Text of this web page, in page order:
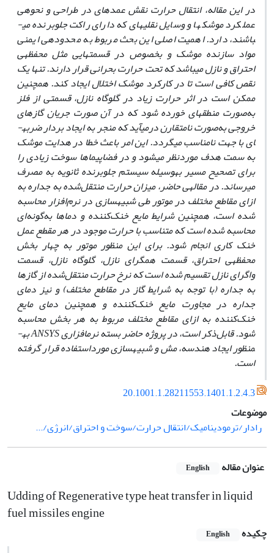
در این مقاله، انتقال حرارت نقش عمده­ای در طراحی و نحوه­ی
عملکرد موشک­ها و وسایل نقلیه­ای که دارای راکت جلوبرنده می­
باشند، دارد. اهمیت اصلی این بحث مربوط به محدوده­ی ایمنی
مواد سازنده موشک و بخصوص در قسمت­هایی مثل محفظه­ی
احتراق و نازل می­باشد که تحت حرارت بحرانی قرار دارند. تنها یک
نقص کافی است تا در کارکرد موشک اختلال ایجاد کند. همچنین
ممکن است در اثر حرارت زیاد در گلوگاه نازل، قسمتی از فلز
به‌صورت منطقه­ای خورده شود که در آن صورت جریان گازهای
خروجی به‌صورت نامتقارن درمی­آید که منجر به ایجاد بردار ضربه­
ای با جهت نامناسب می­گردد. این امر باعث خطا در هدایت موشک
به سمت هدف موردنظر می­شود و در فضاپیماها سوخت زیادی را
برای تصحیح مسیر به‏وسیله سیستم جلوبرنده ثانویه به مصرف
می­رساند. در مقاله­ی حاضر، میزان حرارت منتقل‌شده به جداره به
ازای مقاطع مختلف در موتور طی شبیه‏سازی در نرم‌افزار محاسبه
شده است، همچنین شرایط مایع خنک‌کننده و دماها به‌گونه‌ای
محاسبه شده است که متناسب با حرارت موجود در هر مقطع عمل
خنک کاری انجام شود. برای این منظور موتور به چهار بخش
محفظه‏ی احتراق، قسمت همگرای نازل، گلوگاه نازل، قسمت
واگرای نازل تقسیم شده است که نرخ حرارت منتقل‌شده از گازها
به جداره (با توجه به شرایط گاز در مقاطع مختلف) و نیز دمای
جداره در مجاورت مایع خنک‌کننده و همچنین دمای مایع
خنک‌کننده به ازای مقاطع مختلف مربوط به هر بخش محاسبه
شود. قابل‌ذکر است، در پروژه حاضر بسته نرم­افزاریANSYSبه­
منظور ایجاد هندسه، مش و شبیه‏سازی مورداستفاده قرار گرفته
است.
20.1001.1.28211553.1401.1.2.4.3
موضوعات
رادار/ترمودینامیک/انتقال حرارت/سوخت و احتراق/انرژی/...
عنوان مقاله English
Udding of Regenerative type heat transfer in liquid
fuel missiles engine
چکیده English